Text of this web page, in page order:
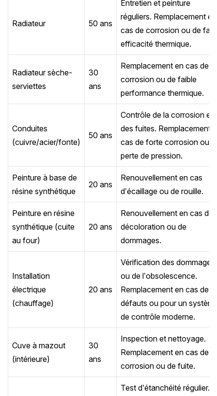
Radiateur 50 ans
Entretien et peinture
réguliers. Remplacement en
cas de corrosion ou de
efficacité thermique.
Radiateur sèche-
serviettes
30
ans
Remplacement en cas de
corrosion ou de faible
performance thermique.
Conduites
(cuivre/acier/fonte)
50 ans
Contrôle de la corrosion et
des fuites. Remplacement
cas de forte corrosion ou
perte de pression.
Peinture à base de
résine synthétique
20 ans
Renouvellement en cas
d’écaillage ou de rouille.
Peinture en résine
synthétique (cuite
au four)
20 ans
Renouvellement en cas de
décoloration ou de
dommages.
Installation
électrique
(chauffage)
20 ans
Vérification des dommages
ou de l’obsolescence.
Remplacement en cas de
défauts ou pour un
de contrôle moderne.
Cuve à mazout
(intérieure)
30
ans
Inspection et nettoyage.
Remplacement en cas de
corrosion ou de fuite.
Test d’étanchéité régulier.